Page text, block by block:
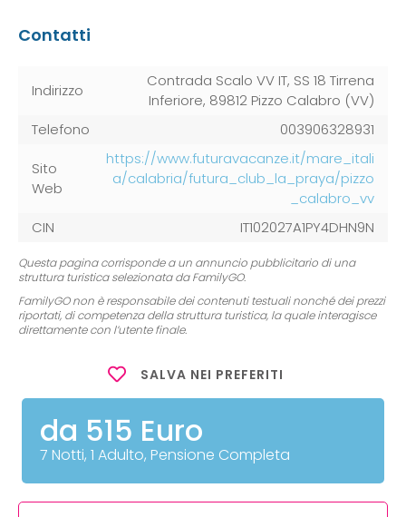
Contatti
Indirizzo
Contrada Scalo VV IT, SS 18 Tirrena
Inferiore, 89812 Pizzo Calabro (VV)
Telefono
003906328931
Sito
Web
https://www.futuravacanze.it/mare_itali
a/calabria/futura_club_la_praya/pizzo
_calabro_vv
CIN
IT102027A1PY4DHN9N
Questa pagina corrisponde a un annuncio pubblicitario di una
struttura turistica selezionata da FamilyGO.
FamilyGO non è responsabile dei contenuti testuali nonché dei prezzi
riportati, di competenza della struttura turistica, la quale interagisce
direttamente con l’utente finale.
SALVA NEI PREFERITI
da 515 Euro
7 Notti, 1 Adulto, Pensione Completa